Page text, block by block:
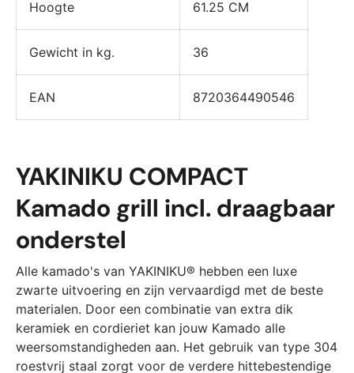
Hoogte 61.25 CM
Gewicht in kg. 36
EAN 8720364490546
YAKINIKU COMPACT
Kamado grill incl. draagbaar
onderstel
Alle kamado's van YAKINIKU® hebben een luxe
zwarte uitvoering en zijn vervaardigd met de beste
materialen. Door een combinatie van extra dik
keramiek en cordieriet kan jouw Kamado alle
weersomstandigheden aan. Het gebruik van type 304
roestvrij staal zorgt voor de verdere hittebestendige